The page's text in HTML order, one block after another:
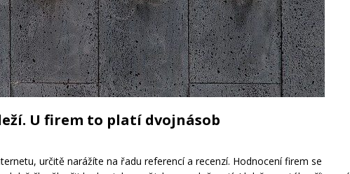
U firem to platí dvojnásob
určitě narážíte na řadu referencí a recenzí. Hodnocení firem se